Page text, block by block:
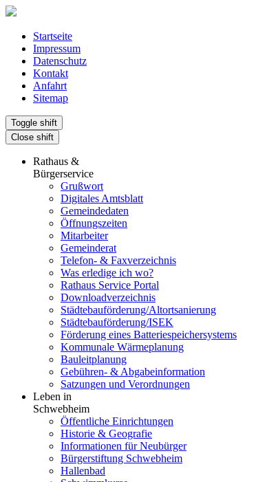
Startseite
Impressum
Datenschutz
Kontakt
Anfahrt
Sitemap
Toggle shift
Close shift
Rathaus &
Bürgerservice
Grußwort
Digitales Amtsblatt
Gemeindedaten
Öffnungszeiten
Mitarbeiter
Gemeinderat
Telefon- & Faxverzeichnis
Was erledige ich wo?
Rathaus Service Portal
Downloadverzeichnis
Städtebauförderung/Altortsanierung
Städtebauförderung/ISEK
Förderung eines Batteriespeichersystems
Kommunale Wärmeplanung
Bauleitplanung
Gebühren- & Abgabeinformation
Satzungen und Verordnungen
Leben in
Schwebheim
Öffentliche Einrichtungen
Historie & Geografie
Informationen für Neubürger
Bürgerstiftung Schwebheim
Hallenbad